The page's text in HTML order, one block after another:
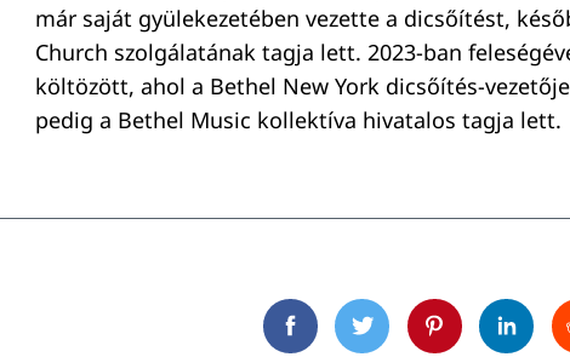
már saját gyülekezetében vezette a dicsőítést,
Church szolgálatának tagja lett. 2023-ban
költözött, ahol a Bethel New York dicsőítés-
pedig a Bethel Music kollektíva hivatalos tagja lett.
FacebookTwitterPinterest